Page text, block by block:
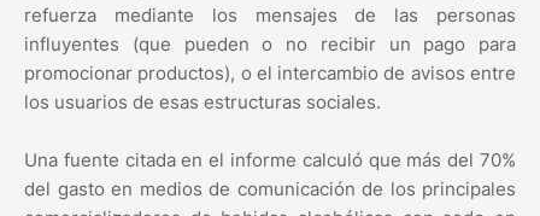
refuerza mediante los mensajes de las personas
influyentes (que pueden o no recibir un pago para
promocionar productos), o el intercambio de avisos entre
los usuarios de esas estructuras sociales.
Una fuente citada en el informe calculó que más del 70%
del gasto en medios de comunicación de los principales